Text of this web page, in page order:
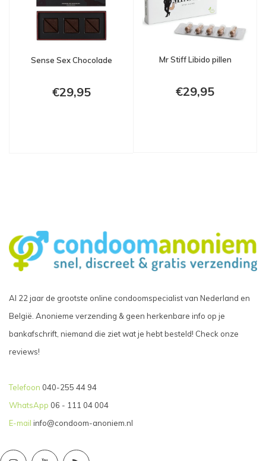
Sense Sex Chocolade
€29,95
Mr Stiff Libido pillen
€29,95
Al 22 jaar de grootste online condoomspecialist van Nederland en
België. Anonieme verzending & geen herkenbare info op je
bankafschrift, niemand die ziet wat je hebt besteld! Check onze
reviews!
Telefoon 040-255 44 94
WhatsApp 06 - 111 04 004
E-mail info@condoom-anoniem.nl